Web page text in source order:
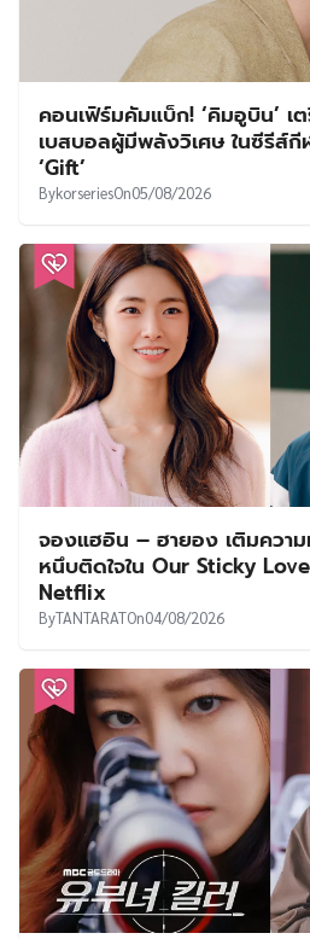
คอนเฟิร์มคัมแบ็ก! ‘คิมอูบิน’ เ
เบสบอลผู้มีพลังวิเศษ ในซีรีส์กี
‘Gift’
BykorseriesOn05/08/2026
จองแฮอิน – ฮายอง เติมความ
หนึบติดใจใน Our Sticky
Netflix
ByTANTARATOn04/08/2026